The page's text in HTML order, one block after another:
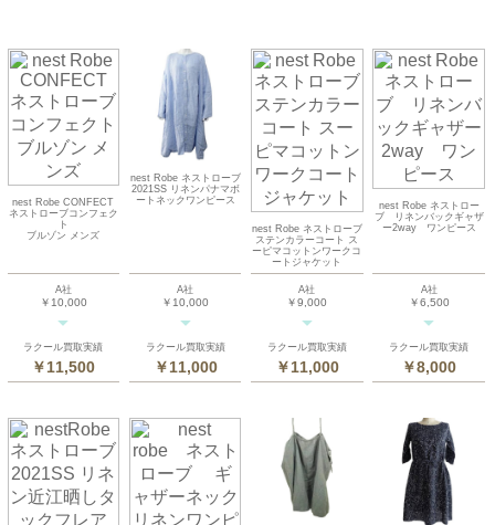
nest Robe CONFECT
ネストローブコンフェク
ト
ブルゾン メンズ
A社
￥10,000
ラクール買取実績
￥11,500
nest Robe ネストローブ
2021SS リネンパナマボ
ートネックワンピース
A社
￥10,000
ラクール買取実績
￥11,000
nest Robe ネストローブ
ステンカラーコート ス
ーピマコットンワークコ
ートジャケット
A社
￥9,000
ラクール買取実績
￥11,000
nest Robe ネストロー
ブ リネンバックギャザ
ー2way ワンピース
A社
￥6,500
ラクール買取実績
￥8,000